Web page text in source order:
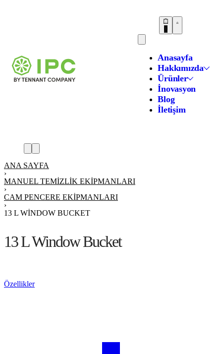
Anasayfa
Hakkımızda
Ürünler
İnovasyon
Blog
İletişim
ANA SAYFA
›
MANUEL TEMIZLIK EKIPMANLARI
›
CAM PENCERE EKIPMANLARI
›
13 L WINDOW BUCKET
13 L Window Bucket
Özellikler